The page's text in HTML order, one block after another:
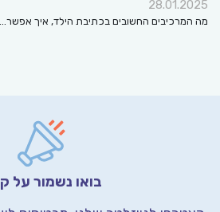
28.01.2025
מה המרכיבים החשובים בכתיבת הילד, איך אפשר…
בואו נשמור על